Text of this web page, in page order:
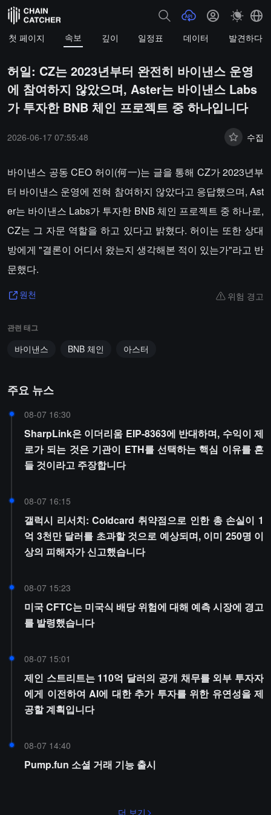
첫 페이지 속보 깊이 일정표 데이터 발견하다
허일: CZ는 2023년부터 완전히 바이낸스 운영
에 참여하지 않았으며, Aster는 바이낸스 Labs
가 투자한 BNB 체인 프로젝트 중 하나입니다
2026-06-17 07:55:48 수집
바이낸스 공동 CEO 허이(何一)는 글을 통해 CZ가 2023년부
터 바이낸스 운영에 전혀 참여하지 않았다고 응답했으며, Ast
er는 바이낸스 Labs가 투자한 BNB 체인 프로젝트 중 하나로,
CZ는 그 자문 역할을 하고 있다고 밝혔다. 허이는 또한 상대
방에게 "결론이 어디서 왔는지 생각해본 적이 있는가"라고 반
문했다.
원천 위험 경고
관련 태그
바이낸스 BNB 체인 아스터
주요 뉴스
08-07 16:30
SharpLink은 이더리움 EIP-8363에 반대하며, 수익이 제
로가 되는 것은 기관이 ETH를 선택하는 핵심 이유를 흔
들 것이라고 주장합니다
08-07 16:15
갤럭시 리서치: Coldcard 취약점으로 인한 총 손실이 1
억 3천만 달러를 초과할 것으로 예상되며, 이미 250명 이
상의 피해자가 신고했습니다
08-07 15:23
미국 CFTC는 미국식 배당 위험에 대해 예측 시장에 경고
를 발령했습니다
08-07 15:01
제인 스트리트는 110억 달러의 공개 채무를 외부 투자자
에게 이전하여 AI에 대한 추가 투자를 위한 유연성을 제
공할 계획입니다
08-07 14:40
Pump.fun 소셜 거래 기능 출시
더 보기